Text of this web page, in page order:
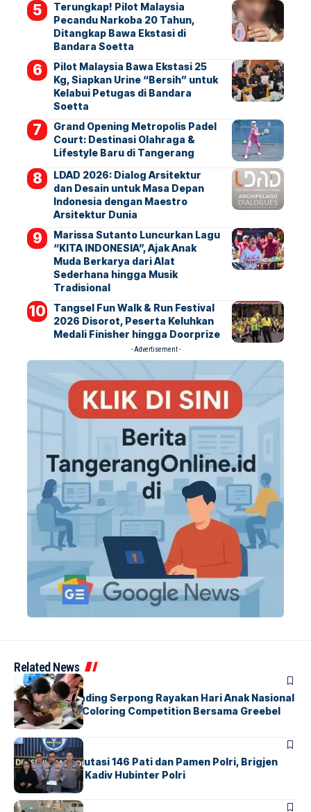
Terungkap! Pilot Malaysia
Pecandu Narkoba 20 Tahun,
Ditangkap Bawa Ekstasi di
Bandara Soetta
Pilot Malaysia Bawa Ekstasi 25
Kg, Siapkan Urine “Bersih” untuk
Kelabui Petugas di Bandara
Soetta
Grand Opening Metropolis Padel
Court: Destinasi Olahraga &
Lifestyle Baru di Tangerang
LDAD 2026: Dialog Arsitektur
dan Desain untuk Masa Depan
Indonesia dengan Maestro
Arsitektur Dunia
Marissa Sutanto Luncurkan Lagu
“KITA INDONESIA”, Ajak Anak
Muda Berkarya dari Alat
Sederhana hingga Musik
Tradisional
Tangsel Fun Walk & Run Festival
2026 Disorot, Peserta Keluhkan
Medali Finisher hingga Doorprize
- Advertisement -
Related News
BERITAINDEX
Atria Hotel Gading Serpong Rayakan Hari Anak Nasional
Lewat Family Coloring Competition Bersama Greebel
Indonesia
BERITA
Mabes Polri Mutasi 146 Pati dan Pamen Polri, Brigjen
Untung Jabat Kadiv Hubinter Polri
BANDARABERITA